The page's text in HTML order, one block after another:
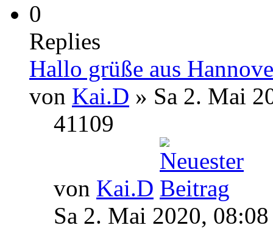
0
Replies
Hallo grüße aus
von Kai.D » Sa 2. Mai
41109
von Kai.D
Sa 2. Mai 2020, 08:08